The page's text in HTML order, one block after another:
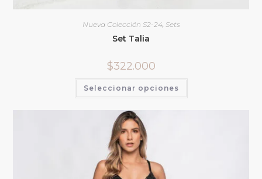
Nueva Colección S2-24, Sets
Set Talia
$322.000
Seleccionar opciones